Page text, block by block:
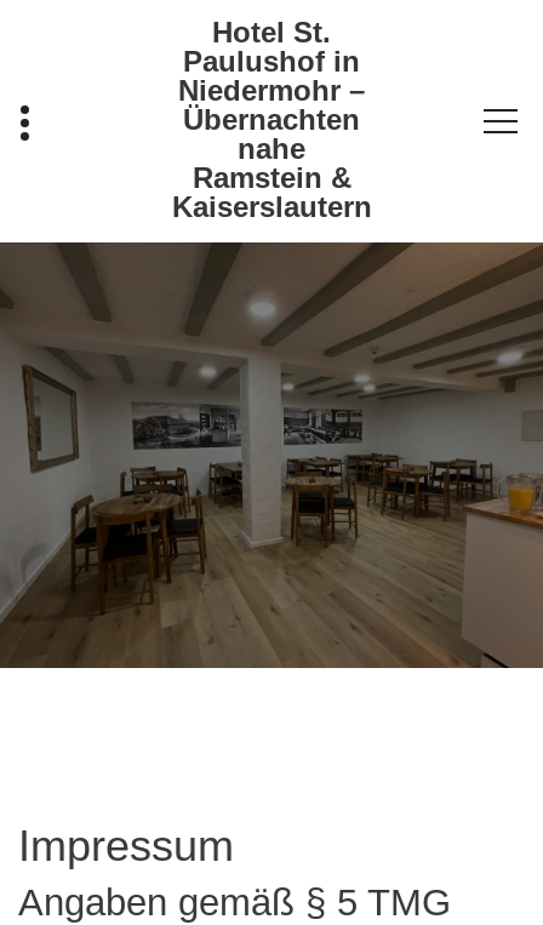
Hotel St.
Paulushof in
Niedermohr –
Übernachten
nahe
Ramstein &
Kaiserslautern
Impressum
Angaben gemäß § 5 TMG